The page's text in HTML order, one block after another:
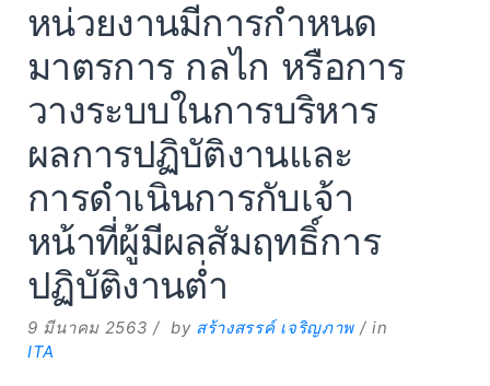
หน่วยงานมีการกำหนด
มาตรการ กลไก หรือการ
วางระบบในการบริหาร
ผลการปฏิบัติงานและ
การดำเนินการกับเจ้า
หน้าที่ผู้มีผลสัมฤทธิ์การ
ปฏิบัติงานต่ำ
9 มีนาคม 2563 by สร้างสรรค์ เจริญภาพ
in
ITA